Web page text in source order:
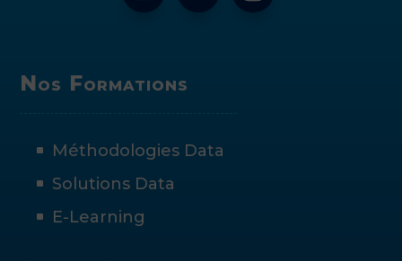
Nos Formations
Méthodologies Data
Solutions Data
E-Learning